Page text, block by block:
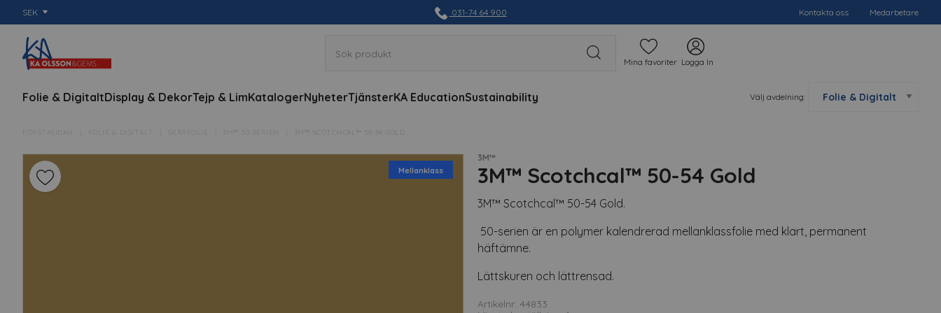
SEK Kontakta oss Medarbetare
031-74 64 900
Mina favoriter Logga In
Folie & DigitaltDisplay & DekorTejp & LimKatalogerNyheterTjänsterKA EducationSustainability Välj avdelning:
FÖRSTASIDAN FOLIE & DIGITALT 3M™ 50-SERIEN 3M™ SCOTCHCAL™ 50-54 GOLD
Mellanklass
3M™
3M™ Scotchcal™ 50-54 Gold
3M™ Scotchcal™ 50-54 Gold.
50-serien är en polymer kalendrerad mellanklassfolie med klart, permanent
häftämne.
Lättskuren och lättrensad.
Artikelnr: 44833